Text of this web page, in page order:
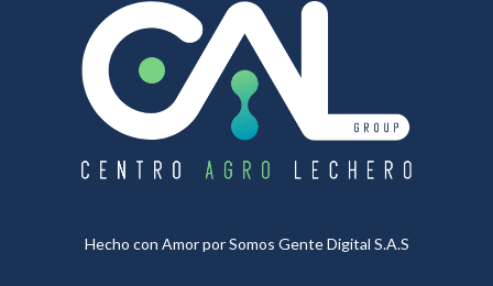
Hecho con Amor porSomos Gente Digital S.A.S